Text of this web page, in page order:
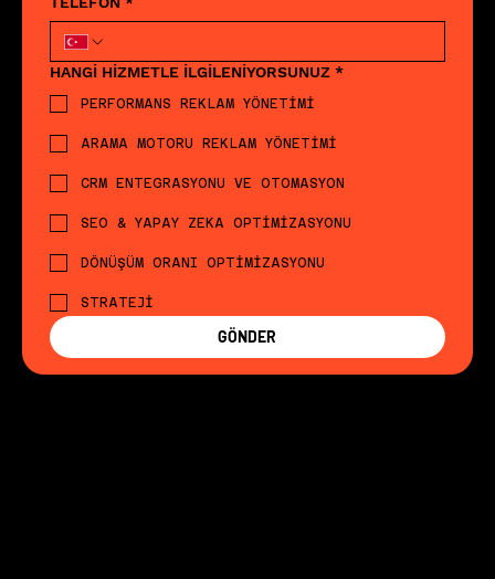
HANGİ HİZMETLE İLGİLENİYORSUNUZ *
PERFORMANS REKLAM YÖNETİMİ
ARAMA MOTORU REKLAM YÖNETİMİ
CRM ENTEGRASYONU VE OTOMASYON
SEO & YAPAY ZEKA OPTİMİZASYONU
DÖNÜŞÜM ORANI OPTİMİZASYONU
STRATEJİ
GÖNDER